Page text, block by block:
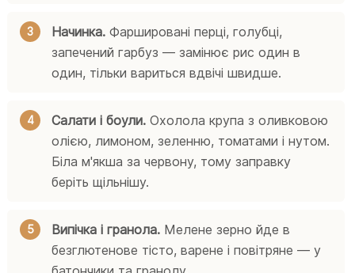
Начинка. Фаршировані перці, голубці,
запечений гарбуз — замінює рис один в
один, тільки вариться вдвічі швидше.
Салати і боули. Охолола крупа з оливковою
олією, лимоном, зеленню, томатами і нутом.
Біла м'якша за червону, тому заправку
беріть щільнішу.
Випічка і гранола. Мелене зерно йде в
безглютенове тісто, варене і повітряне — у